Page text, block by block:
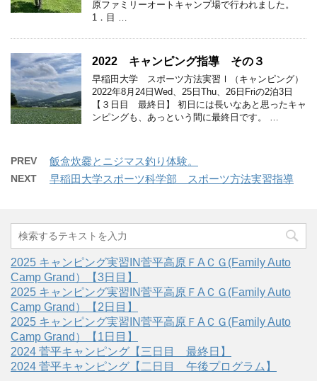
原ファミリーオートキャンプ場で行われました。
1．目 …
2022 キャンピング指導 その３
早稲田大学 スポーツ方法実習Ⅰ（キャンピング）
2022年8月24日Wed、25日Thu、26日Friの2泊3日
【３日目 最終日】 初日には長いなあと思ったキャ
ンピングも、あっという間に最終日です。 …
PREV 飯盒炊爨とニジマス釣り体験。
NEXT 早稲田大学スポーツ科学部 スポーツ方法実習指導
2025 キャンピング実習IN菅平高原ＦAＣＧ(Family Auto
Camp Grand）【3日目】
2025 キャンピング実習IN菅平高原ＦAＣＧ(Family Auto
Camp Grand）【2日目】
2025 キャンピング実習IN菅平高原ＦAＣＧ(Family Auto
Camp Grand）【1日目】
2024 菅平キャンピング【三日目 最終日】
2024 菅平キャンピング【二日目 午後プログラム】